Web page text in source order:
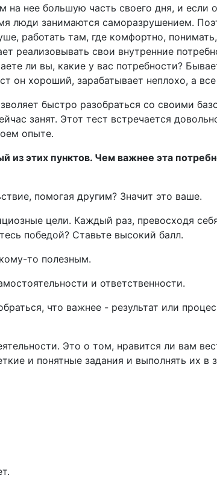
нее большую часть своего дня, и если
люди занимаются саморазрушением.
работать там, где комфортно,
реализовывать свои внутренние
ли вы, какие у вас потребности?
он хороший, зарабатывает неплохо, а все
быстро разобраться со своими
занят. Этот тест встречается
опыте.
этих пунктов. Чем важнее эта
помогая другим? Значит это ваше.
цели. Каждый раз, превосходя
победой? Ставьте высокий балл.
то полезным.
и ответственности.
что важнее - результат или
Это о том, нравится ли вам
и понятные задания и выполнять их в